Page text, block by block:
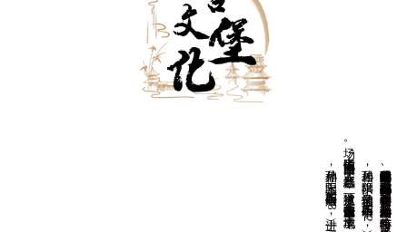
湘峪古堡是明代后期户部尚书孙居相、都察院右副都御史孙鼎相兄弟的故居。在《明史》中有孙居相传，孙鼎相附于孙居相传后，有一简略小传。光绪《沁水县志》二人均有传。
场。
孙鼎相，字玉阳，明万历二十六年（1598）进士，任松江推官。